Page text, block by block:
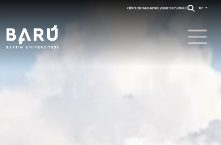
ÖĞRENCI ADAYMEZUN PERSONEL TR